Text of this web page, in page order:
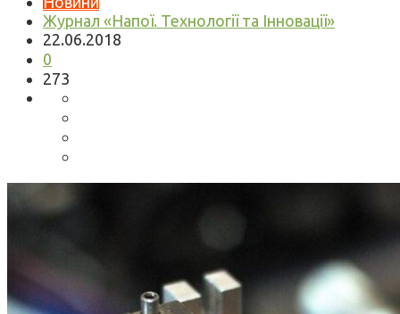
Журнал «Напої. Технології та Інновації»
22.06.2018
0
273